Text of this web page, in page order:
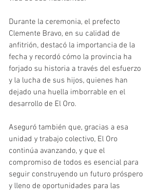
Durante la ceremonia, el prefecto
Clemente Bravo, en su calidad de
anfitrión, destacó la importancia de la
fecha y recordó cómo la provincia ha
forjado su historia a través del esfuerzo
y la lucha de sus hijos, quienes han
dejado una huella imborrable en el
desarrollo de El Oro.
Aseguró también que, gracias a esa
unidad y trabajo colectivo, El Oro
continúa avanzando, y que el
compromiso de todos es esencial para
seguir construyendo un futuro próspero
y lleno de oportunidades para las